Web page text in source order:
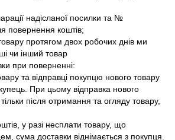
надісланої посилки та №
повернення коштів;
протягом двох робочих днів ми
чи інший товар
при поверненні:
та відправці покупцю нового товару
При цьому відправка нового
після отримання та огляду товару,
у разі несплати товару, що
сума доставки віднімається з покупця.